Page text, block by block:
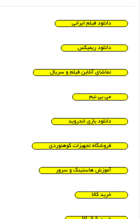
دانلود فیلم ایرانی
دانلود ریمیکس
تماشای آنلاین فیلم و سریال
می بی نیم
دانلود بازی اندروید
فروشگاه تجهیزات کوهنوردی
آموزش هاستینگ و سرور
خرید کالا